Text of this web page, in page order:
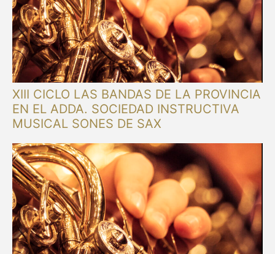
XIII CICLO LAS BANDAS DE LA PROVINCIA
EN EL ADDA. SOCIEDAD INSTRUCTIVA
MUSICAL SONES DE SAX